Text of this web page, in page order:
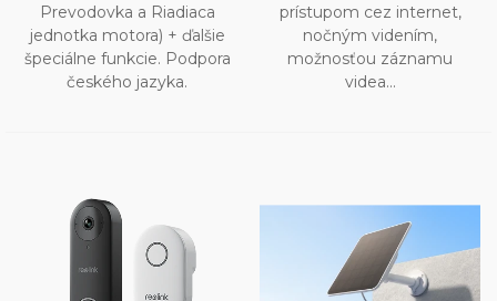
Prevodovka a Riadiaca
jednotka motora) + ďalšie
špeciálne funkcie. Podpora
českého jazyka.
prístupom cez internet,
nočným videním,
možnosťou záznamu
videa...